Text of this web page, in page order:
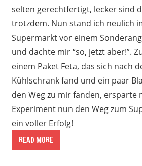
selten gerechtfertigt, lecker sind
trotzdem. Nun stand ich neulich
Supermarkt vor einem
und dachte mir “so, jetzt aber!”.
einem Paket Feta, das sich nach
Kühlschrank fand und ein paar
den Weg zu mir fanden, ersparte
Experiment nun den Weg zum
ein voller Erfolg!
READ MORE